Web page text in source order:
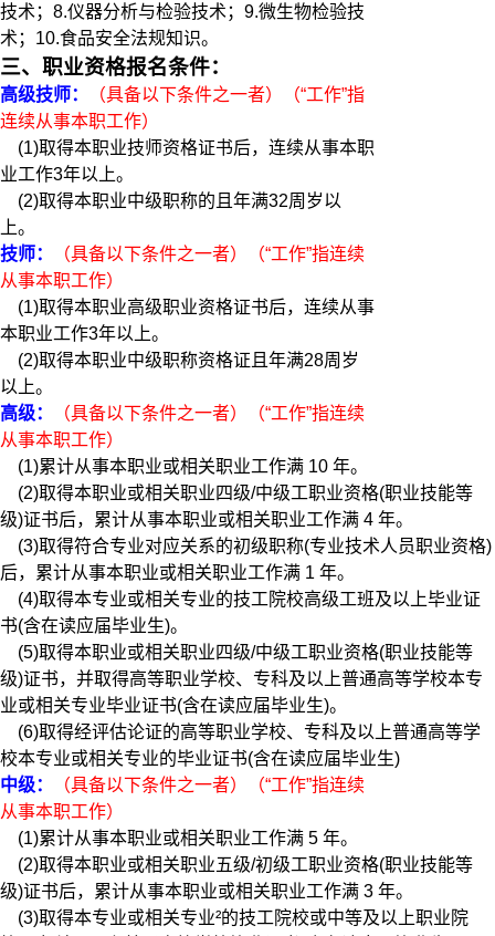
技术；8.仪器分析与检验技术；9.微生物检验技
术；10.食品安全法规知识。
三、职业资格报名条件：
高级技师：
（具备以下条件之一者）（“工作”指
连续从事本职工作）
(1)取得本职业技师资格证书后，连续从事本职
业工作3年以上。
(2)取得本职业中级职称的且年满32周岁以
上。
技师：
（具备以下条件之一者）（“工作”指连续
从事本职工作）
(1)取得本职业高级职业资格证书后，连续从事
本职业工作3年以上。
(2)取得本职业中级职称资格证且年满28周岁
以上。
高级：
（具备以下条件之一者）（“工作”指连续
从事本职工作）
(1)累计从事本职业或相关职业工作满 10 年。
(2)取得本职业或相关职业四级/中级工职业资格(职业技能等
级)证书后，累计从事本职业或相关职业工作满 4 年。
(3)取得符合专业对应关系的初级职称(专业技术人员职业资格)
后，累计从事本职业或相关职业工作满 1 年。
(4)取得本专业或相关专业的技工院校高级工班及以上毕业证
书(含在读应届毕业生)。
(5)取得本职业或相关职业四级/中级工职业资格(职业技能等
级)证书，并取得高等职业学校、专科及以上普通高等学校本专
业或相关专业毕业证书(含在读应届毕业生)。
(6)取得经评估论证的高等职业学校、专科及以上普通高等学
校本专业或相关专业的毕业证书(含在读应届毕业生)
中级：
（具备以下条件之一者）（“工作”指连续
从事本职工作）
(1)累计从事本职业或相关职业工作满 5 年。
(2)取得本职业或相关职业五级/初级工职业资格(职业技能等
级)证书后，累计从事本职业或相关职业工作满 3 年。
(3)取得本专业或相关专业²的技工院校或中等及以上职业院